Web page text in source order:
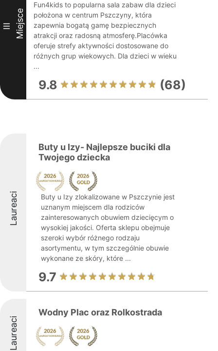
III Miejsce
Fun4kids to popularna sala zabaw dla dzieci
położona w centrum Pszczyny, która
zapewnia bogatą gamę bezpiecznych
atrakcji oraz radosną atmosferę.Placówka
oferuje strefy aktywności dostosowane do
różnych grup wiekowych. Dla dzieci w wieku
...
9.8 (68)
Laureaci
Buty u Izy- Najlepsze buciki dla
Twojego dziecka
Buty u Izy zlokalizowane w Pszczynie jest
uznanym miejscem dla rodziców
zainteresowanych obuwiem dziecięcym o
wysokiej jakości. Oferta sklepu obejmuje
szeroki wybór różnego rodzaju
asortymentu, w tym szczególnie obuwie
wykonane ze skóry, które ...
9.7
Laureaci
Wodny Plac oraz Rolkostrada